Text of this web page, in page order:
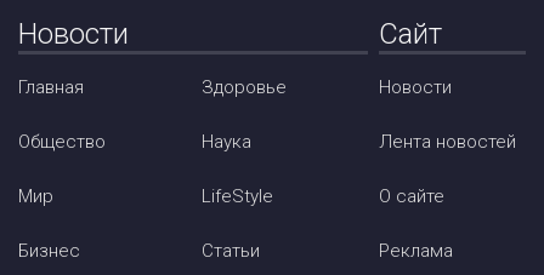
Новости
Главная
Общество
Мир
Бизнес
Здоровье
Наука
LifeStyle
Статьи
Сайт
Новости
Лента новостей
О сайте
Реклама